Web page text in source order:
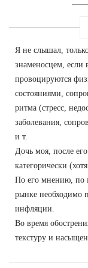
Я не слышал,
знаменосцем, если
провоцируются
состояниями,
ритма (стресс,
заболевания,
и т.
Дочь моя, после
категорически
По его мнению, по
рынке необходимо
инфляции.
Во время
текстуру и